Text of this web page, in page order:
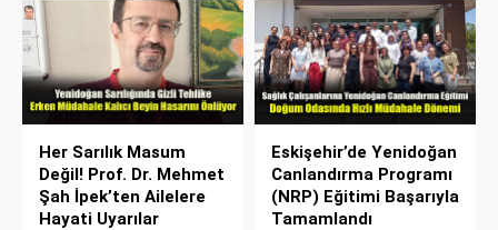
Her Sarılık Masum
Değil! Prof. Dr. Mehmet
Şah İpek’ten Ailelere
Hayati Uyarılar
Eskişehir’de Yenidoğan
Canlandırma Programı
(NRP) Eğitimi Başarıyla
Tamamlandı